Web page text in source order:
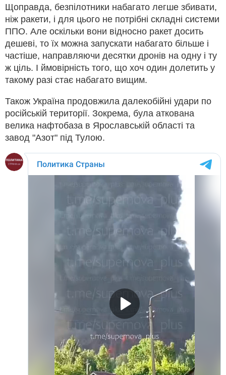
Щоправда, безпілотники набагато легше збивати,
ніж ракети, і для цього не потрібні складні системи
ППО. Але оскільки вони відносно ракет досить
дешеві, то їх можна запускати набагато більше і
частіше, направляючи десятки дронів на одну і ту
ж ціль. І ймовірність того, що хоч один долетить у
такому разі стає набагато вищим.
Також Україна продовжила далекобійні удари по
російській території. Зокрема, була аткована
велика нафтобаза в Ярославській області та
завод "Азот" під Тулою.